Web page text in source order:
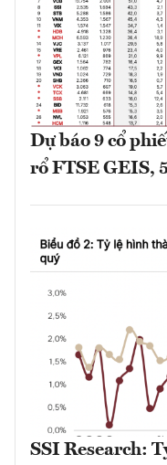
Dự báo 9 cổ
rổ FTSE GEIS,
SSI Research: